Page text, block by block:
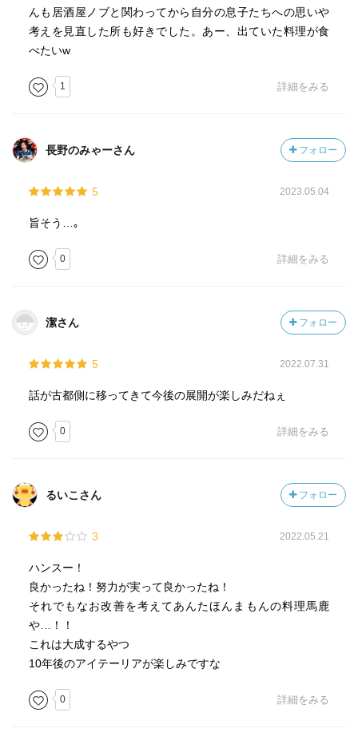
んも居酒屋ノブと関わってから自分の息子たちへの思いや
考えを見直した所も好きでした。あー、出ていた料理が食
べたいw
1 詳細をみる
長野のみゃーさん フォロー
5 2023.05.04
旨そう…｡
0 詳細をみる
潔さん フォロー
5 2022.07.31
話が古都側に移ってきて今後の展開が楽しみだねぇ
0 詳細をみる
るいこさん フォロー
3 2022.05.21
ハンスー！
良かったね！努力が実って良かったね！
それでもなお改善を考えてあんたほんまもんの料理馬鹿
や…！！
これは大成するやつ
10年後のアイテーリアが楽しみですな
0 詳細をみる